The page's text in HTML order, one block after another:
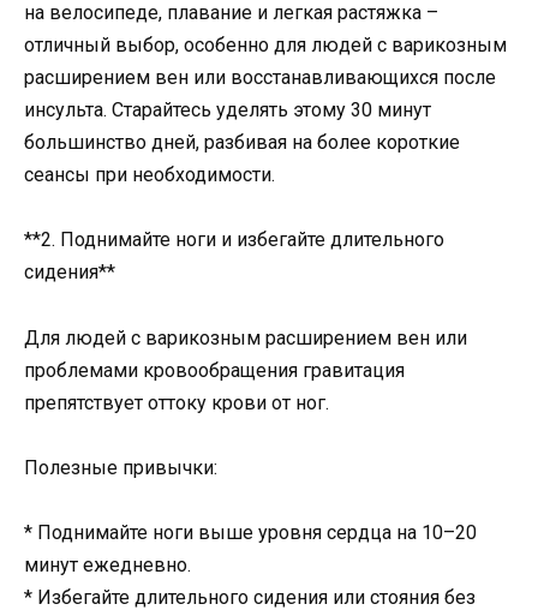
на велосипеде, плавание и легкая растяжка –
отличный выбор, особенно для людей с варикозным
расширением вен или восстанавливающихся после
инсульта. Старайтесь уделять этому 30 минут
большинство дней, разбивая на более короткие
сеансы при необходимости.
**2. Поднимайте ноги и избегайте длительного
сидения**
Для людей с варикозным расширением вен или
проблемами кровообращения гравитация
препятствует оттоку крови от ног.
Полезные привычки:
* Поднимайте ноги выше уровня сердца на 10–20
минут ежедневно.
* Избегайте длительного сидения или стояния без